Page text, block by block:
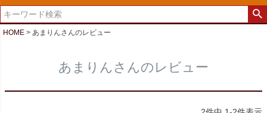
HOME あまりんさんのレビュー
あまりんさんのレビュー